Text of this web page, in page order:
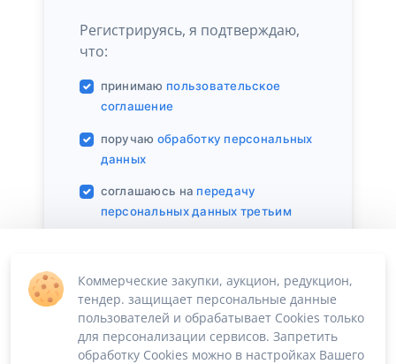
Регистрируясь, я подтверждаю,
что:
принимаю пользовательское
соглашение
поручаю обработку персональных
данных
соглашаюсь на передачу
персональных данных третьим
конфиденциальности
соглашаюсь наполучение
информационных сообщений
Коммерческие закупки, аукцион, редукцион,
тендер. защищает персональные данные
пользователей и обрабатывает Cookies только
для персонализации сервисов. Запретить
обработку Cookies можно в настройках Вашего